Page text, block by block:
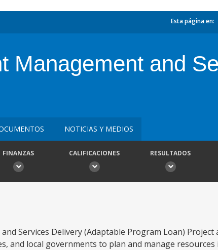
Esta página en:
Management and
NOTICIAS Y MEDIOS
FINANZAS CALIFICACIONES RESULTADOS
Services Delivery (Adaptable Program Loan)
and local governments to plan and manage